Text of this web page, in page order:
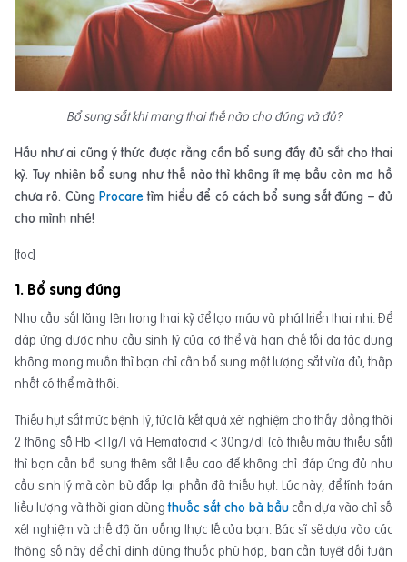
Bổ sung sắt khi mang thai thế nào cho đúng và đủ?
Hầu như ai cũng ý thức được rằng cần bổ sung đầy đủ sắt cho thai
kỳ. Tuy nhiên bổ sung như thế nào thì không ít mẹ bầu còn mơ hồ
chưa rõ. CùngProcare tìm hiểu để có cách bổ sung sắt đúng – đủ
cho mình nhé!
[toc]
1. Bổ sung đúng
Nhu cầu sắt tăng lên trong thai kỳ để tạo máu và phát triển thai nhi. Để
đáp ứng được nhu cầu sinh lý của cơ thể và hạn chế tối đa tác dụng
không mong muốn thì bạn chỉ cần bổ sung một lượng sắt vừa đủ, thấp
nhất có thể mà thôi.
Thiếu hụt sắt mức bệnh lý, tức là kết quả xét nghiệm cho thấy đồng thời
2 thông số Hb <11g/l và Hematocrid < 30ng/dl (có thiếu máu thiếu sắt)
thì bạn cần bổ sung thêm sắt liều cao để không chỉ đáp ứng đủ nhu
cầu sinh lý mà còn bù đắp lại phần đã thiếu hụt. Lúc này, để tính toán
liều lượng và thời gian dùngthuốc sắt cho bà bầucần dựa vào chỉ số
xét nghiệm và chế độ ăn uống thực tế của bạn. Bác sĩ sẽ dựa vào các
thông số này để chỉ định dùng thuốc phù hợp, bạn cần tuyệt đối tuân